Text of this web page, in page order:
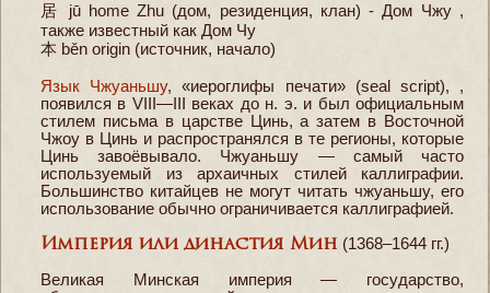
居 jū home Zhu (дом, резиденция, клан) - Дом Чжу ,
также известный как Дом Чу
本 běn origin (источник, начало)
Язык Чжуаньшу, «иероглифы печати» (seal script), ,
появился в VIII—III веках до н. э. и был официальным
стилем письма в царстве Цинь, а затем в Восточной
Чжоу в Цинь и распространялся в те регионы, которые
Цинь завоёвывало. Чжуаньшу — самый часто
используемый из архаичных стилей каллиграфии.
Большинство китайцев не могут читать чжуаньшу, его
использование обычно ограничивается каллиграфией.
Империя или династия Мин (1368–1644 гг.)
Великая Минская империя — государство,